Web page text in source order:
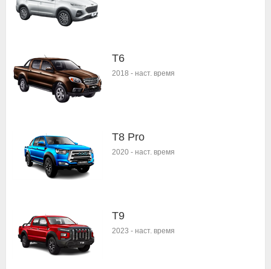
T6
2018 - наст. время
T8 Pro
2020 - наст. время
T9
2023 - наст. время